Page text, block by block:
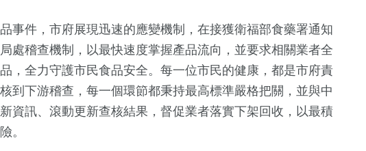
事件，市府展現迅速的應變機制，在接獲衛福部食藥署通知
處稽查機制，以最快速度掌握產品流向，並要求相關業者全
，全力守護市民食品安全。每一位市民的健康，都是市府責
到下游稽查，每一個環節都秉持最高標準嚴格把關，並與中
資訊、滾動更新查核結果，督促業者落實下架回收，以最積
。
兩岸 社會